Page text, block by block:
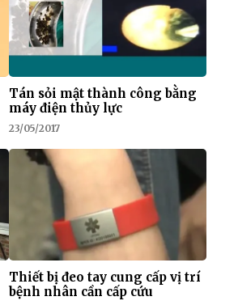
Tán sỏi mật thành công bằng
máy điện thủy lực
23/05/2017
Thiết bị đeo tay cung cấp vị trí
bệnh nhân cần cấp cứu